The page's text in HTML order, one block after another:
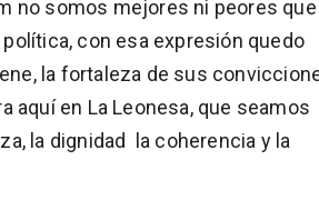
no somos mejores ni peores que
con esa expresión quedo
la fortaleza de sus
aquí en La Leonesa, que seamos
la dignidad la coherencia y la